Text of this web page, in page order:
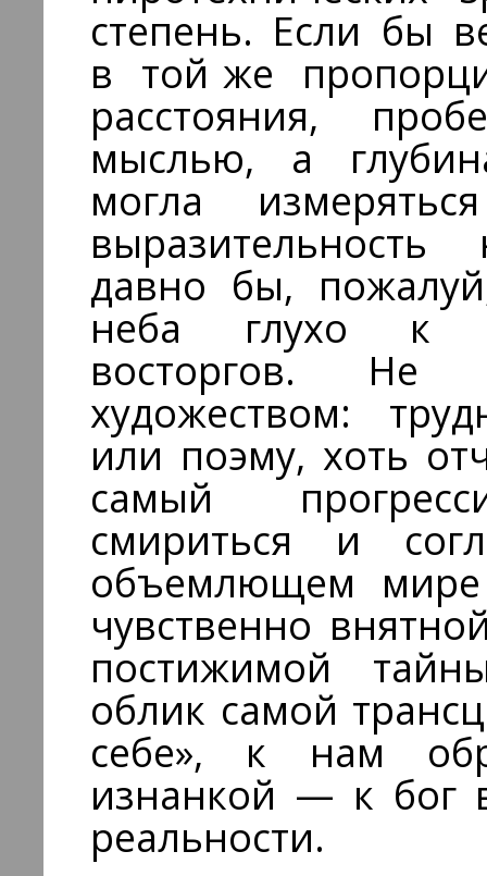
степень. Если бы
в той же
расстояния,
мыслью, а
могла
давно бы,
неба глухо к
восторгов.
художеством:
или поэму, хоть
самый
смириться и
объемлющем
чувственно
постижимой
облик самой
себе», к нам
изнанкой — к бог
реальности.